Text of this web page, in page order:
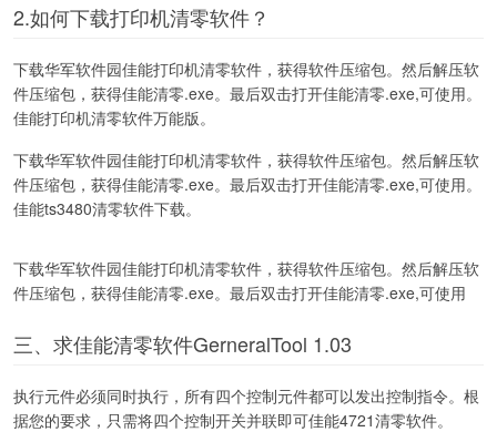
2.如何下载打印机清零软件？
下载华军软件园佳能打印机清零软件，获得软件压缩包。然后解压软
件压缩包，获得佳能清零.exe。最后双击打开佳能清零.exe,可使用。
佳能打印机清零软件万能版。
下载华军软件园佳能打印机清零软件，获得软件压缩包。然后解压软
件压缩包，获得佳能清零.exe。最后双击打开佳能清零.exe,可使用。
佳能ts3480清零软件下载。
下载华军软件园佳能打印机清零软件，获得软件压缩包。然后解压软
件压缩包，获得佳能清零.exe。最后双击打开佳能清零.exe,可使用
三、求佳能清零软件GerneralTool 1.03
执行元件必须同时执行，所有四个控制元件都可以发出控制指令。根
据您的要求，只需将四个控制开关并联即可佳能4721清零软件。